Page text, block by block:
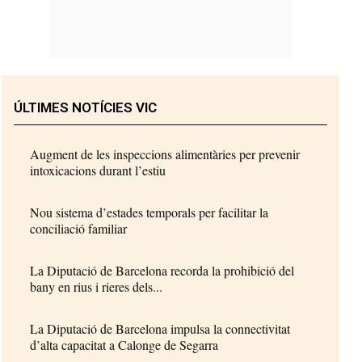
ÚLTIMES NOTÍCIES VIC
Augment de les inspeccions alimentàries per prevenir
intoxicacions durant l’estiu
Nou sistema d’estades temporals per facilitar la
conciliació familiar
La Diputació de Barcelona recorda la prohibició del
bany en rius i rieres dels...
La Diputació de Barcelona impulsa la connectivitat
d’alta capacitat a Calonge de Segarra